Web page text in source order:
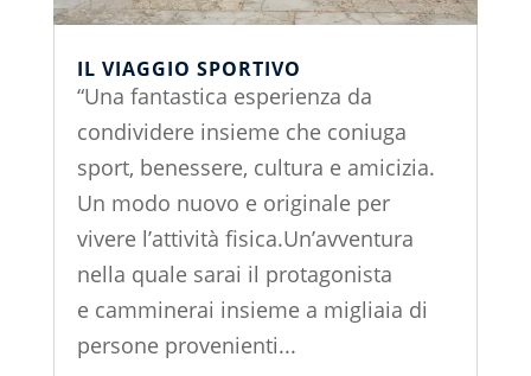
IL VIAGGIO SPORTIVO
“Una fantastica esperienza da
condividere insieme che coniuga
sport, benessere, cultura e amicizia.
Un modo nuovo e originale per
vivere l’attività fisica.Un’avventura
nella quale sarai il protagonista
e camminerai insieme a migliaia di
persone provenienti...